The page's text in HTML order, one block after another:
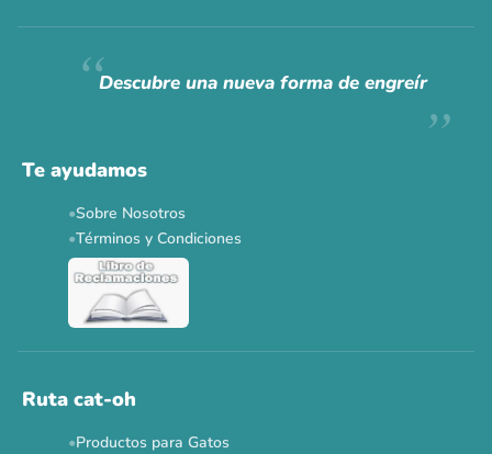
Descubre una nueva forma de engreír
Te ayudamos
Sobre Nosotros
Términos y Condiciones
Ruta cat-oh
Productos para Gatos